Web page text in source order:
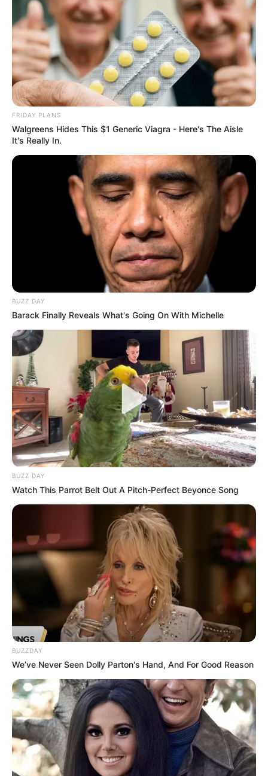
FRIDAY PLANS
Walgreens Hides This $1 Generic Viagra - Here's The Aisle
It's Really In.
BUZZ DAY
Barack Finally Reveals What's Going On With Michelle
BUZZ DAY
Watch This Parrot Belt Out A Pitch-Perfect Beyonce Song
BUZZDAY
We’ve Never Seen Dolly Parton's Hand, And For Good Reason